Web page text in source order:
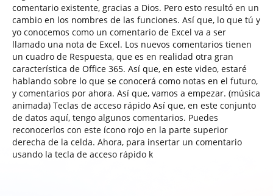
comentario existente, gracias a Dios. Pero esto resultó en un
cambio en los nombres de las funciones. Así que, lo que tú y
yo conocemos como un comentario de Excel va a ser
llamado una nota de Excel. Los nuevos comentarios tienen
un cuadro de Respuesta, que es en realidad otra gran
característica de Office 365. Así que, en este video, estaré
hablando sobre lo que se conocerá como notas en el futuro,
y comentarios por ahora. Así que, vamos a empezar. (música
animada) Teclas de acceso rápido Así que, en este conjunto
de datos aquí, tengo algunos comentarios. Puedes
reconocerlos con este ícono rojo en la parte superior
derecha de la celda. Ahora, para insertar un comentario
usando la tecla de acceso rápido k